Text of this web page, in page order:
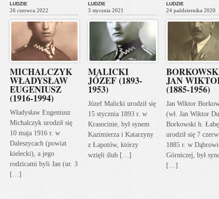
LUDZIE
26 czerwca 2022
MICHALCZYK
WŁADYSŁAW
EUGENIUSZ
(1916-1994)
Władysław Eugeniusz
Michalczyk urodził się
10 maja 1916 r. w
Daleszycach (powiat
kielecki), a jego
rodzicami byli Jan (ur. 3
[…]
LUDZIE
3 stycznia 2021
MALICKI
JÓZEF (1893-
1953)
Józef Malicki urodził się
15 stycznia 1893 r. w
Krasocinie, był synem
Kazimierza i Katarzyny
z Łapotów, którzy
wzięli ślub […]
LUDZIE
24 października 2020
JAN
(1885-1956)
Jan Wiktor
(wł. Jan Wiktor
Borkowski h.
urodził się 7
1885 r. w
Górniczej, był
[…]